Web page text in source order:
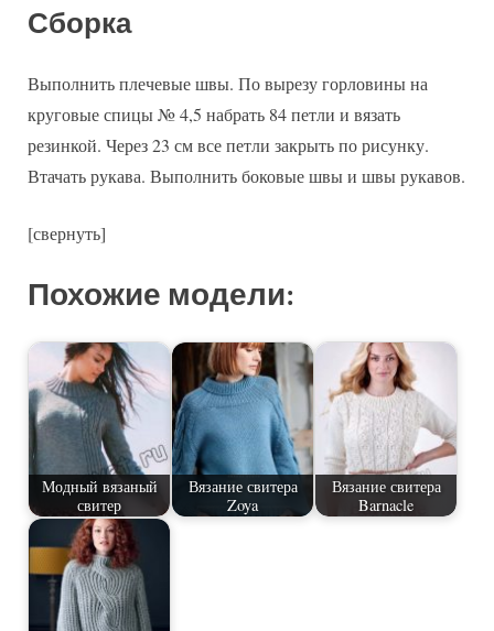
Сборка
Выполнить плечевые швы. По вырезу горловины на
круговые спицы № 4,5 набрать 84 петли и вязать
резинкой. Через 23 см все петли закрыть по рисунку.
Втачать рукава. Выполнить боковые швы и швы рукавов.
[свернуть]
Похожие модели:
Модный вязаный
свитер
Вязание свитера
Zoya
Вязание свитера
Barnacle